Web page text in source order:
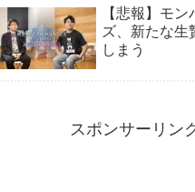
【悲報】モ
ズ、新たな生
しまう
スポンサーリン